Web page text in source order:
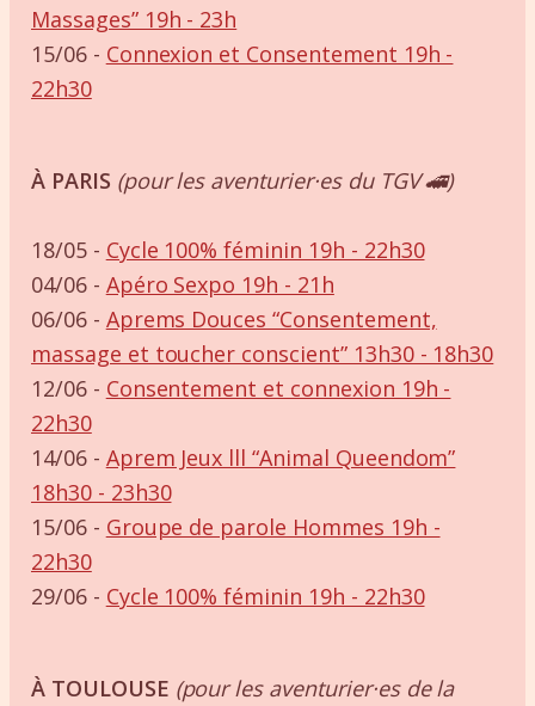
Massages” 19h - 23h
15/06 - Connexion et Consentement 19h -
22h30
À PARIS (pour les aventurier·es du TGV 🚄)
18/05 - Cycle 100% féminin 19h - 22h30
04/06 - Apéro Sexpo 19h - 21h
06/06 - Aprems Douces “Consentement,
massage et toucher conscient” 13h30 - 18h30
12/06 - Consentement et connexion 19h -
22h30
14/06 - Aprem Jeux lll “Animal Queendom”
18h30 - 23h30
15/06 - Groupe de parole Hommes 19h -
22h30
29/06 - Cycle 100% féminin 19h - 22h30
À TOULOUSE (pour les aventurier·es de la